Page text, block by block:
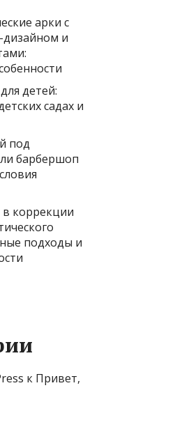
арки с
дизайном и
детей:
садах и
под
барбершоп
коррекции
подходы и
к Привет,